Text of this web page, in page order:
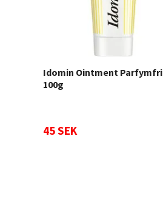
Idomin Ointment Parfymfri
100g
45 SEK